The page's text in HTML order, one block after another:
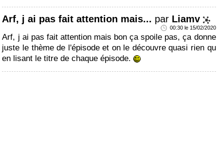
Arf, j ai pas fait attention mais... par Liamv
00:30 le 15/02/2020
Arf, j ai pas fait attention mais bon ça spoile pas, ça donne
juste le thème de l'épisode et on le découvre quasi rien qu
en lisant le titre de chaque épisode.